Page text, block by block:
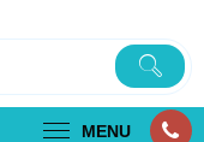
MENU